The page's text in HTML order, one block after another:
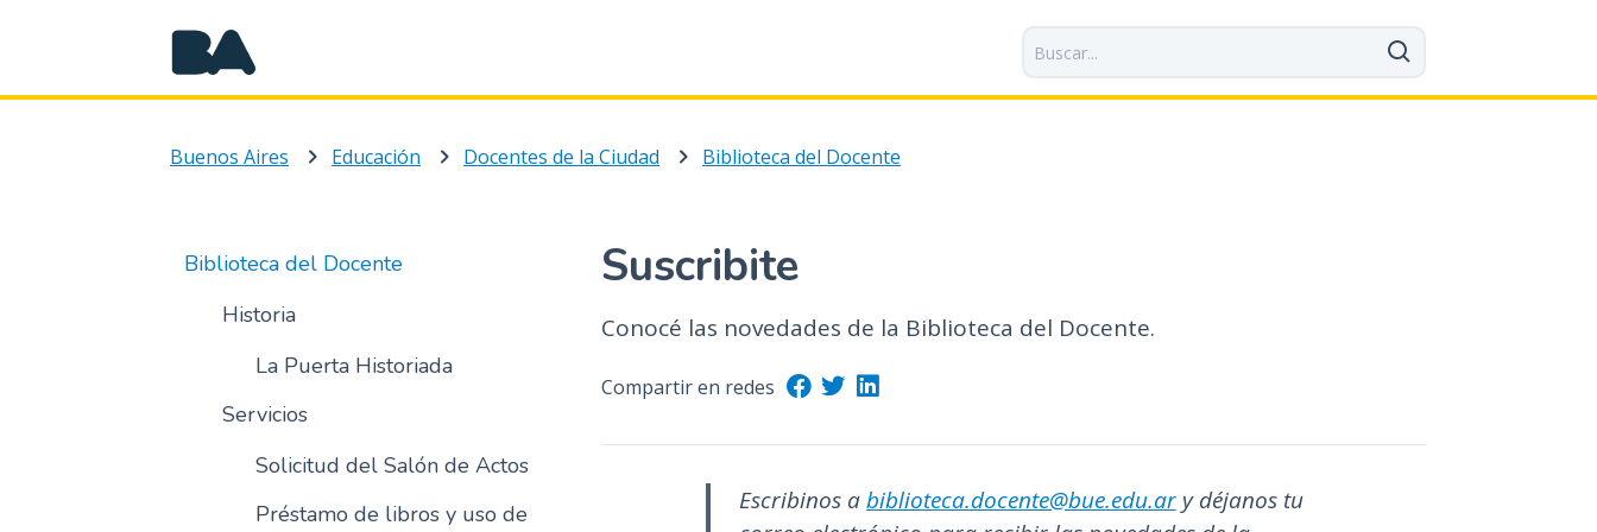
a
a
e
i
o
r
Buenos Aires Educación Docentes de la Ciudad Biblioteca del Docente
Biblioteca del Docente
Historia
La Puerta Historiada
Servicios
Solicitud del Salón de Actos
Préstamo de libros y uso de
Suscribite
Conocé las novedades de la Biblioteca del Docente.
Compartir en redes
Escribinos abiblioteca.docente@bue.edu.ary déjanos tu